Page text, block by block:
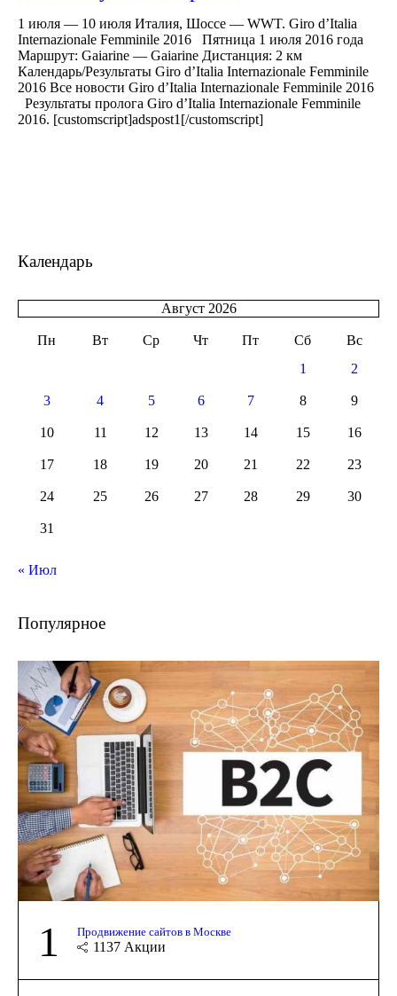
1 июля — 10 июля Италия, Шоссе — WWT. Giro d’Italia
Internazionale Femminile 2016 Пятница 1 июля 2016 года
Маршрут: Gaiarine — Gaiarine Дистанция: 2 км
Календарь/Результаты Giro d’Italia Internazionale Femminile
2016 Все новости Giro d’Italia Internazionale Femminile 2016
Результаты пролога Giro d’Italia Internazionale Femminile
2016. [customscript]adspost1[/customscript]
Календарь
Август 2026
Пн Вт Ср Чт Пт Сб
Вс
1
2
3 4 5 6 7 8 9
10 11 12 13 14 15 16
17 18 19 20 21 22 23
24 25 26 27 28 29 30
31
« Июл
Популярное
1 Продвижение сайтов в Москве
1137 Акции